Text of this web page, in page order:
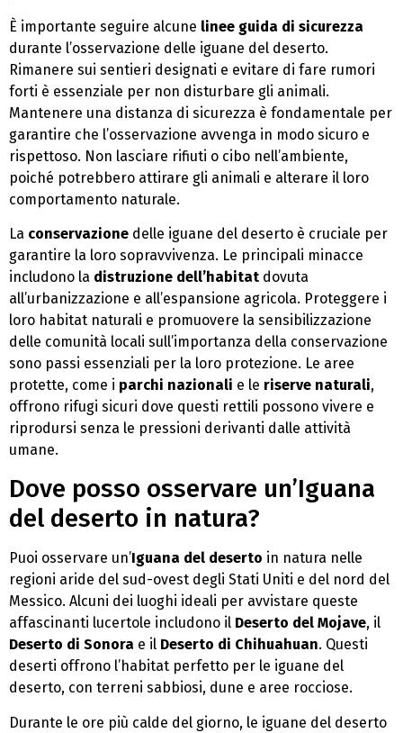
È importante seguire alcune linee guida di sicurezza
durante l’osservazione delle iguane del deserto.
Rimanere sui sentieri designati e evitare di fare rumori
forti è essenziale per non disturbare gli animali.
Mantenere una distanza di sicurezza è fondamentale per
garantire che l’osservazione avvenga in modo sicuro e
rispettoso. Non lasciare rifiuti o cibo nell’ambiente,
poiché potrebbero attirare gli animali e alterare il loro
comportamento naturale.
La conservazione delle iguane del deserto è cruciale per
garantire la loro sopravvivenza. Le principali minacce
includono la distruzione dell’habitat dovuta
all’urbanizzazione e all’espansione agricola. Proteggere i
loro habitat naturali e promuovere la sensibilizzazione
delle comunità locali sull’importanza della conservazione
sono passi essenziali per la loro protezione. Le aree
protette, come i parchi nazionali e le riserve naturali,
offrono rifugi sicuri dove questi rettili possono vivere e
riprodursi senza le pressioni derivanti dalle attività
umane.
Dove posso osservare un’Iguana
del deserto in natura?
Puoi osservare un’Iguana del deserto in natura nelle
regioni aride del sud-ovest degli Stati Uniti e del nord del
Messico. Alcuni dei luoghi ideali per avvistare queste
affascinanti lucertole includono il Deserto del Mojave, il
Deserto di Sonora e il Deserto di Chihuahuan. Questi
deserti offrono l’habitat perfetto per le iguane del
deserto, con terreni sabbiosi, dune e aree rocciose.
Durante le ore più calde del giorno, le iguane del deserto